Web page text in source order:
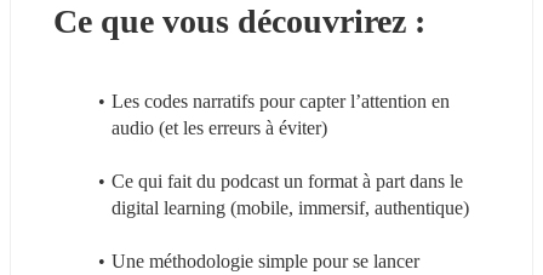
Ce que vous découvrirez :
Les codes narratifs pour capter l’attention en
audio (et les erreurs à éviter)
Ce qui fait du podcast un format à part dans le
digital learning (mobile, immersif, authentique)
Une méthodologie simple pour se lancer